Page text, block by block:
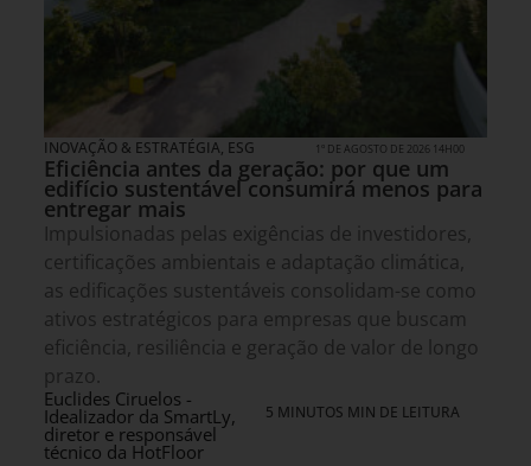
INOVAÇÃO & ESTRATÉGIA, ESG 1º DE AGOSTO DE 2026 14H00
Eficiência antes da geração: por que um
edifício sustentável consumirá menos para
entregar mais
Impulsionadas pelas exigências de investidores,
certificações ambientais e adaptação climática,
as edificações sustentáveis consolidam-se como
ativos estratégicos para empresas que buscam
eficiência, resiliência e geração de valor de longo
prazo.
Euclides Ciruelos -
Idealizador da SmartLy,
diretor e responsável
técnico da HotFloor
5 MINUTOS MIN DE LEITURA